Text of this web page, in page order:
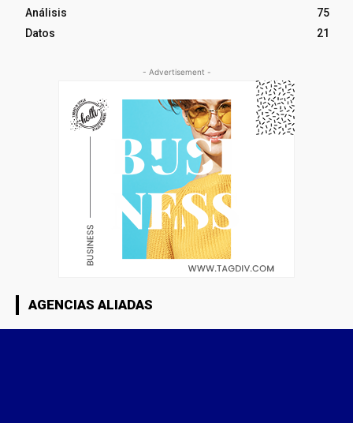
Análisis
75
Datos
21
- Advertisement -
AGENCIAS ALIADAS